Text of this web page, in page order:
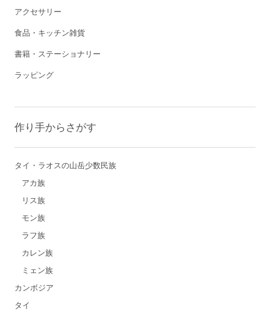
アクセサリー
食品・キッチン雑貨
書籍・ステーショナリー
ラッピング
作り手からさがす
タイ・ラオスの山岳少数民族
アカ族
リス族
モン族
ラフ族
カレン族
ミェン族
カンボジア
タイ